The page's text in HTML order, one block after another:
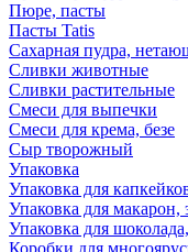
Пюре, пасты
Пасты Tatis
Сахарная пудра,
Сливки животные
Сливки растительные
Смеси для выпечки
Смеси для крема, безе
Сыр творожный
Упаковка
Упаковка для
Упаковка для макарон,
Упаковка для
Коробки для